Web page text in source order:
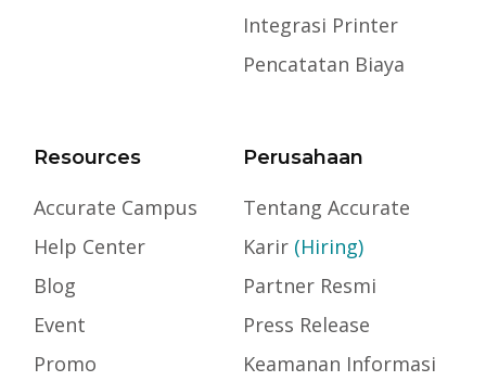
Integrasi Printer
Pencatatan Biaya
Resources
Accurate Campus
Help Center
Blog
Event
Promo
Perusahaan
Tentang Accurate
Karir (Hiring)
Partner Resmi
Press Release
Keamanan Informasi